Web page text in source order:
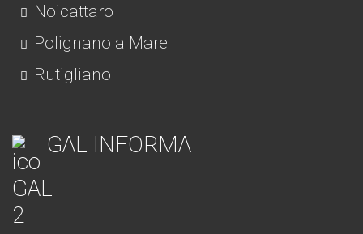
Noicattaro
Polignano a Mare
Rutigliano
GAL INFORMA